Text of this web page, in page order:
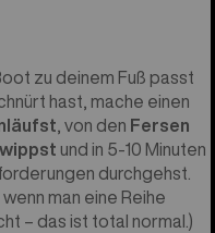
zu deinem Fuß passt
hast, mache einen
, von den Fersen
wippst und in 5-10 Minuten
durchgehst.
man eine Reihe
– das ist total normal.)